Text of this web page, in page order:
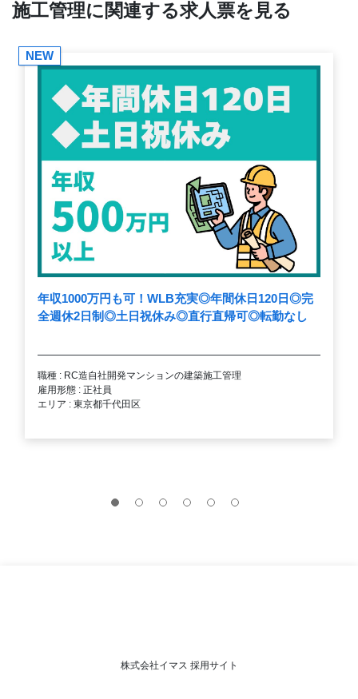
施工管理に関連する求人票を見る
NEW
年収1000万円も可！WLB充実◎年間休日120日◎完
全週休2日制◎土日祝休み◎直行直帰可◎転勤なし
職種 : RC造自社開発マンションの建築施工管理
雇用形態 : 正社員
エリア : 東京都千代田区
株式会社イマス 採用サイト